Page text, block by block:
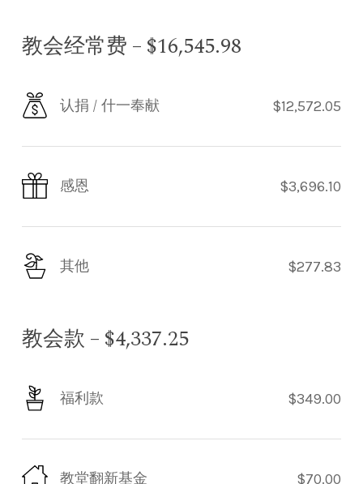
教会经常费 – $16,545.98
认捐 / 什一奉献 $12,572.05
感恩 $3,696.10
其他 $277.83
教会款 – $4,337.25
福利款 $349.00
教堂翻新基金 $70.00